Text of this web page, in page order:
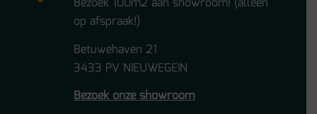
op afspraak!)
Betuwehaven 21
3433 PV NIEUWEGEIN
Bezoek onze showroom